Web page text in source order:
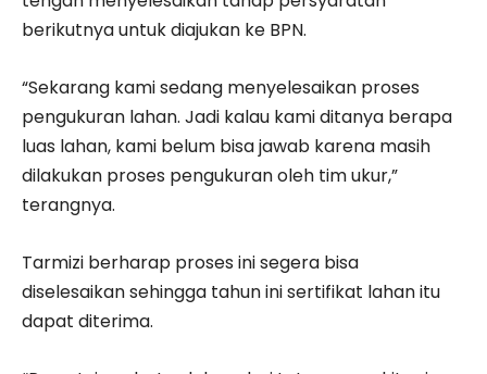
berikutnya untuk diajukan ke BPN.
“Sekarang kami sedang menyelesaikan proses
pengukuran lahan. Jadi kalau kami ditanya berapa
luas lahan, kami belum bisa jawab karena masih
dilakukan proses pengukuran oleh tim ukur,”
terangnya.
Tarmizi berharap proses ini segera bisa
diselesaikan sehingga tahun ini sertifikat lahan itu
dapat diterima.